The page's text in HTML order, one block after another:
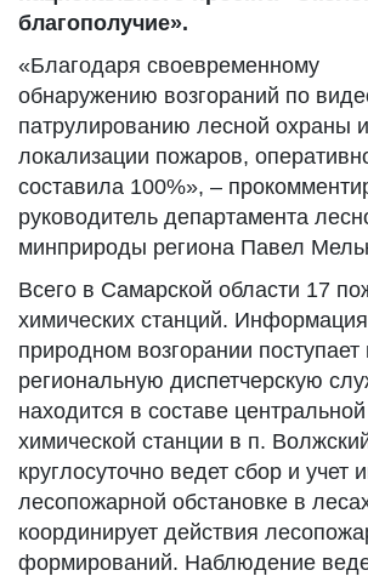
благополучие».
«Благодаря своевременному
обнаружению возгораний по
патрулированию лесной охраны
локализации пожаров,
составила 100%», –
руководитель департамента
минприроды региона Павел
Всего в Самарской области 17
химических станций.
природном возгорании поступает
региональную диспетчерскую
находится в составе
химической станции в п.
круглосуточно ведет сбор и
лесопожарной обстановке в
координирует действия
формирований. Наблюдение